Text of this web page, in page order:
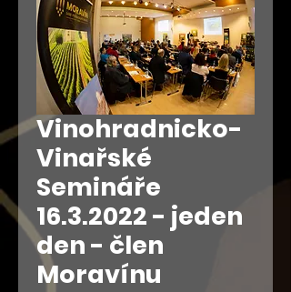
Vinohradnicko-
Vinařské
Semináře
16.3.2022 - jeden
den - člen
Moravínu